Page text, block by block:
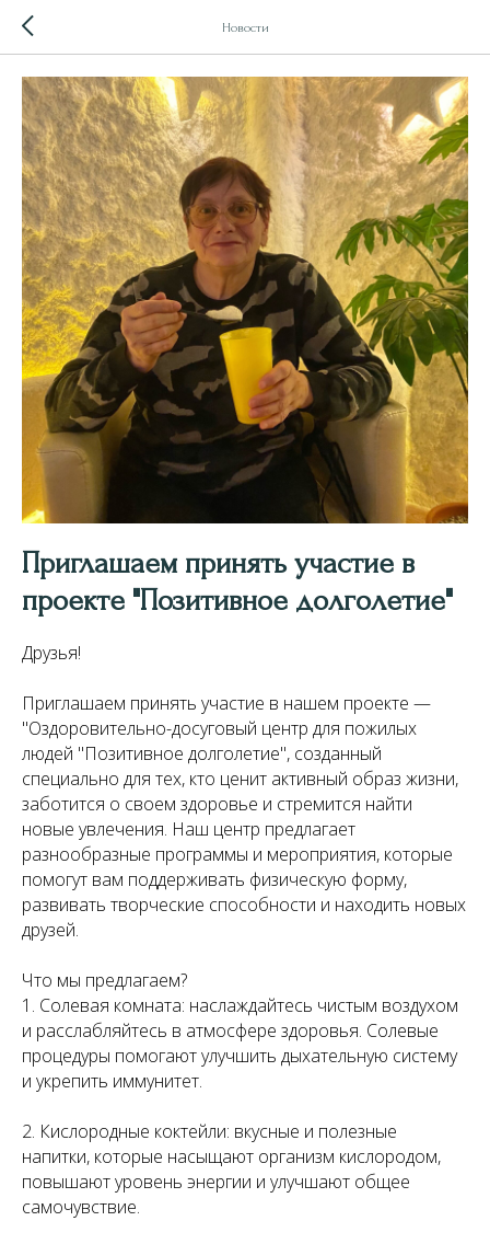
Новости
Приглашаем принять участие в
проекте "Позитивное долголетие"
Друзья!
Приглашаем принять участие в нашем проекте —
"Оздоровительно-досуговый центр для пожилых
людей "Позитивное долголетие", созданный
специально для тех, кто ценит активный образ жизни,
заботится о своем здоровье и стремится найти
новые увлечения. Наш центр предлагает
разнообразные программы и мероприятия, которые
помогут вам поддерживать физическую форму,
развивать творческие способности и находить новых
друзей.
Что мы предлагаем?
1. Солевая комната: наслаждайтесь чистым воздухом
и расслабляйтесь в атмосфере здоровья. Солевые
процедуры помогают улучшить дыхательную систему
и укрепить иммунитет.
2. Кислородные коктейли: вкусные и полезные
напитки, которые насыщают организм кислородом,
повышают уровень энергии и улучшают общее
самочувствие.